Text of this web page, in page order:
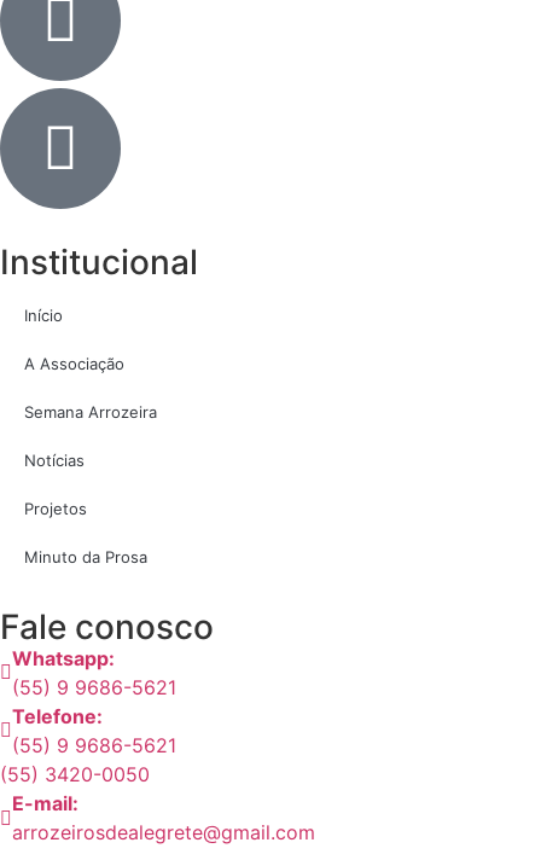
Institucional
Início
A Associação
Semana Arrozeira
Notícias
Projetos
Minuto da Prosa
Fale conosco
Whatsapp:
(55) 9 9686-5621
Telefone:
(55) 9 9686-5621
(55) 3420-0050
E-mail:
arrozeirosdealegrete@gmail.com